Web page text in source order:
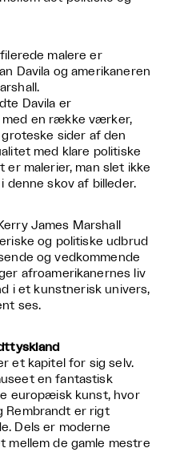
malere er
Davila og amerikaneren
Davila er
en række værker,
sider af den
med klare politiske
er malerier, man slet ikke
denne skov af billeder.
James Marshall
og politiske udbrud
og vedkommende
afroamerikanernes liv
i et kunstnerisk univers,
ses.
et kapitel for sig selv.
en fantastisk
europæisk kunst, hvor
Rembrandt er rigt
Dels er moderne
mellem de gamle mestre